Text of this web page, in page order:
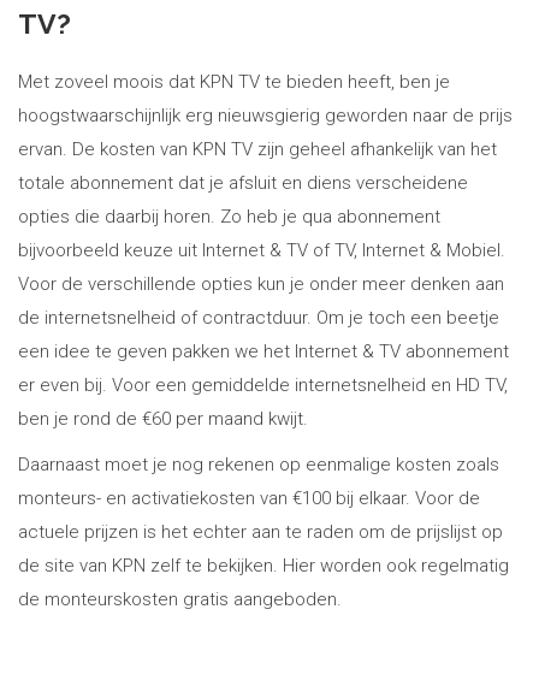
TV?
Met zoveel moois dat KPN TV te bieden heeft, ben je
hoogstwaarschijnlijk erg nieuwsgierig geworden naar de prijs
ervan. De kosten van KPN TV zijn geheel afhankelijk van het
totale abonnement dat je afsluit en diens verscheidene
opties die daarbij horen. Zo heb je qua abonnement
bijvoorbeeld keuze uit Internet & TV of TV, Internet & Mobiel.
Voor de verschillende opties kun je onder meer denken aan
de internetsnelheid of contractduur. Om je toch een beetje
een idee te geven pakken we het Internet & TV abonnement
er even bij. Voor een gemiddelde internetsnelheid en HD TV,
ben je rond de €60 per maand kwijt.
Daarnaast moet je nog rekenen op eenmalige kosten zoals
monteurs- en activatiekosten van €100 bij elkaar. Voor de
actuele prijzen is het echter aan te raden om de prijslijst op
de site van KPN zelf te bekijken. Hier worden ook regelmatig
de monteurskosten gratis aangeboden.